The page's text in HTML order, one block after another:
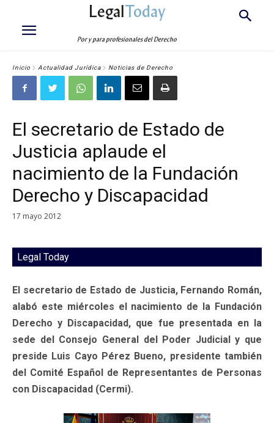
LegalToday
Por y para profesionales del Derecho
Inicio Actualidad Jurídica Noticias de Derecho
El secretario de Estado de
Justicia aplaude el
nacimiento de la Fundación
Derecho y Discapacidad
17 mayo 2012
Legal Today
El secretario de Estado de Justicia, Fernando Román,
alabó este miércoles el nacimiento de la Fundación
Derecho y Discapacidad, que fue presentada en la
sede del Consejo General del Poder Judicial y que
preside Luis Cayo Pérez Bueno, presidente también
del Comité Español de Representantes de Personas
con Discapacidad (Cermi).